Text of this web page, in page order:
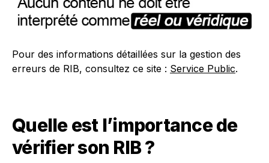
Pour des informations détaillées sur la gestion des
erreurs de RIB, consultez ce site : Service Public.
Quelle est l’importance de
vérifier son RIB ?